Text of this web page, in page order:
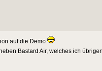
auf die Demo
Bastard Air, welches ich